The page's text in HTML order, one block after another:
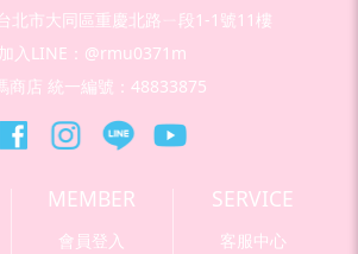
北市大同區重慶北路ㄧ段1-1號11樓
加入LINE：@rmu0371m
商店 統一編號：48833875
MEMBER
會員登入
SERVICE
客服中心